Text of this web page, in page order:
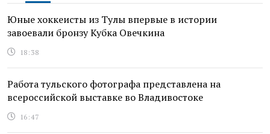
Юные хоккеисты из Тулы впервые в истории
завоевали бронзу Кубка Овечкина
18:38
Работа тульского фотографа представлена на
всероссийской выставке во Владивостоке
16:47